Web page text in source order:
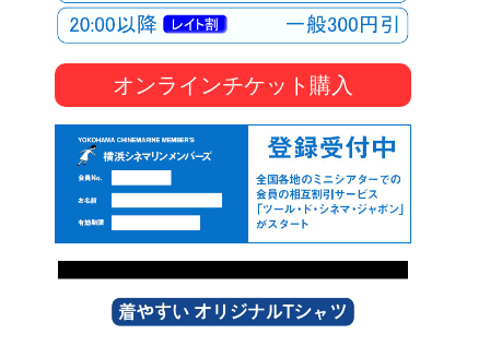
オンラインチケット購入